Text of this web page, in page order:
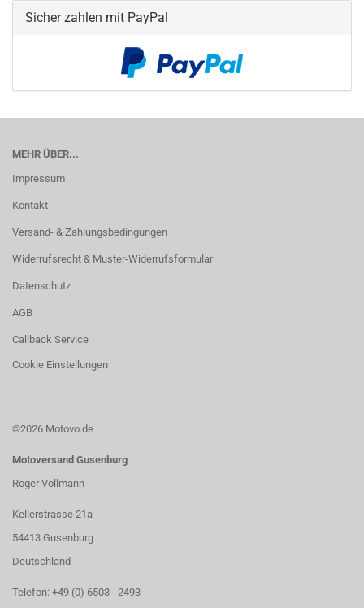
Sicher zahlen mit PayPal
MEHR ÜBER...
Impressum
Kontakt
Versand- & Zahlungsbedingungen
Widerrufsrecht & Muster-Widerrufsformular
Datenschutz
AGB
Callback Service
Cookie Einstellungen
©2026 Motovo.de
Motoversand Gusenburg
Roger Vollmann
Kellerstrasse 21a
54413 Gusenburg
Deutschland
Telefon: +49 (0) 6503 - 2493